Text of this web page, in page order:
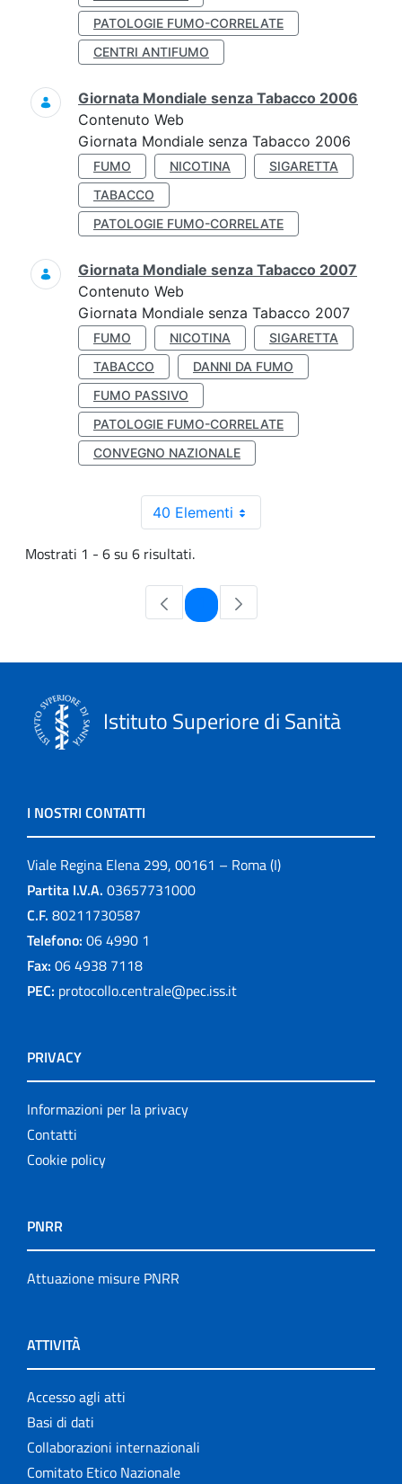
PATOLOGIE FUMO-CORRELATE
CENTRI ANTIFUMO
Giornata Mondiale senza Tabacco 2006
Contenuto Web
Giornata Mondiale senza Tabacco 2006
FUMO NICOTINA
SIGARETTA
TABACCO
PATOLOGIE FUMO-CORRELATE
Giornata Mondiale senza Tabacco 2007
Contenuto Web
Giornata Mondiale senza Tabacco 2007
FUMO NICOTINA
SIGARETTA
TABACCO
DANNI DA FUMO
FUMO PASSIVO
PATOLOGIE FUMO-CORRELATE
CONVEGNO NAZIONALE
40 Elementi
Mostrati 1 - 6 su 6 risultati.
Pagina
Istituto Superiore di Sanità
I NOSTRI CONTATTI
Viale Regina Elena 299, 00161 – Roma (I)
Partita I.V.A. 03657731000
C.F. 80211730587
Telefono: 06 4990 1
Fax: 06 4938 7118
PEC: protocollo.centrale@pec.iss.it
PRIVACY
Informazioni per la privacy
Contatti
Cookie policy
PNRR
Attuazione misure PNRR
ATTIVITÀ
Accesso agli atti
Basi di dati
Collaborazioni internazionali
Comitato Etico Nazionale